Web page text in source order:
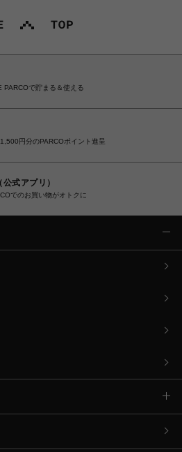
PARCOで貯まる＆使える
円分のPARCOポイント進呈
式アプリ）
でのお買い物がオトクに